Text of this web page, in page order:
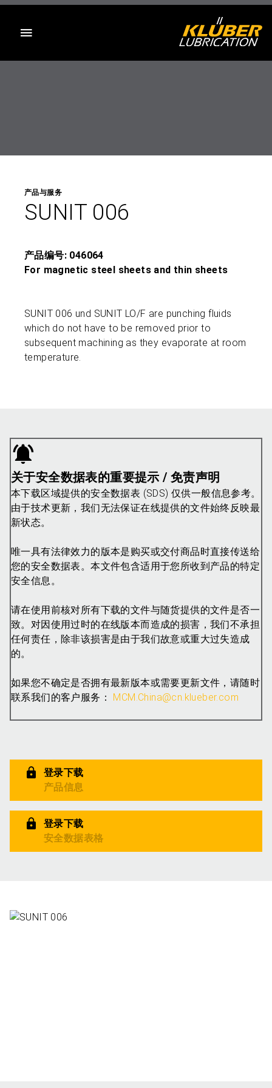
产品与服务
SUNIT 006
产品编号: 046064
For magnetic steel sheets and thin sheets
SUNIT 006 und SUNIT LO/F are punching fluids
which do not have to be removed prior to
subsequent machining as they evaporate at room
temperature.
关于安全数据表的重要提示 / 免责声明
本下载区域提供的安全数据表 (SDS) 仅供一般信息参考。
由于技术更新，我们无法保证在线提供的文件始终反映最
新状态。
唯一具有法律效力的版本是购买或交付商品时直接传送给
您的安全数据表。本文件包含适用于您所收到产品的特定
安全信息。
请在使用前核对所有下载的文件与随货提供的文件是否一
致。对因使用过时的在线版本而造成的损害，我们不承担
任何责任，除非该损害是由于我们故意或重大过失造成
的。
如果您不确定是否拥有最新版本或需要更新文件，请随时
联系我们的客户服务： MCM.China@cn.klueber.com
登录下载
产品信息
登录下载
安全数据表格